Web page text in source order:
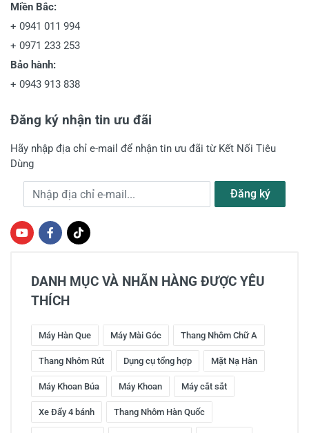
Miền Bắc:
+ 0941 011 994
+ 0971 233 253
Bảo hành:
+ 0943 913 838
Đăng ký nhận tin ưu đãi
Hãy nhập địa chỉ e-mail để nhận tin ưu đãi từ Kết Nối Tiêu
Dùng
Địa chỉ e-mail Đăng ký
DANH MỤC VÀ NHÃN HÀNG ĐƯỢC YÊU
THÍCH
Máy Hàn Que Máy Mài Góc Thang Nhôm Chữ A
Thang Nhôm Rút Dụng cụ tổng hợp Mặt Nạ Hàn
Máy Khoan Búa Máy Khoan Máy cắt sắt
Xe Đẩy 4 bánh Thang Nhôm Hàn Quốc